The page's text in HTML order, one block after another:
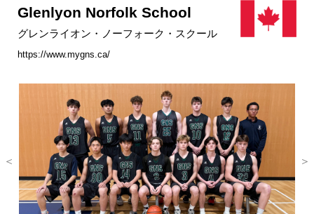
コンサルタント紹介
お問い合わせ
Glenlyon Norfolk School
グレンライオン・ノーフォーク・スクール
https://www.mygns.ca/
＜ ＞